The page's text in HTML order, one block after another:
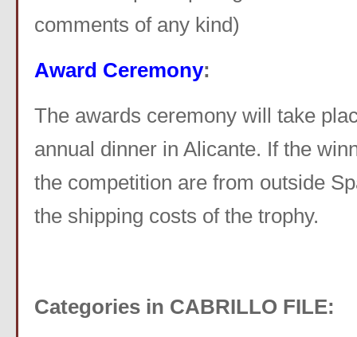
comments of any kind)
Award Ceremony:
The awards ceremony will take
annual dinner in Alicante. If the
the competition are from outside
the shipping costs of the trophy.
Categories in CABRILLO FILE: